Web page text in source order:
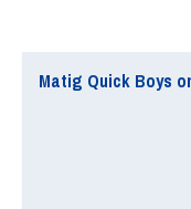
Matig Quick Boys